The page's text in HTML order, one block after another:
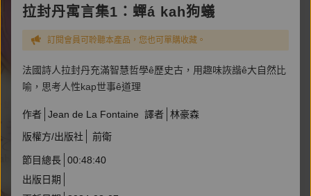
拉封丹寓言集1：蟬á kah狗蟻
訂閱會員可聆聽本產品，您也可單購收藏。
法國詩人拉封丹充滿智慧哲學ê歷史古，用趣味詼諧ê大自然比
喻，思考人性kap世事ê道理
作者 Jean de La Fontaine 譯者 林豪森
版權方/出版社
前衛
節目總長 00:48:40
出版日期